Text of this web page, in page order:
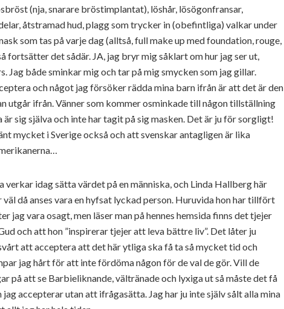
(nja, snarare bröstimplantat), löshår, lösögonfransar,
åtstramad hud, plagg som trycker in (obefintliga) valkar under
som tas på varje dag (alltså, full make up med foundation, rouge,
fortsätter det sådär. JA, jag bryr mig såklart om hur jag ser ut,
Jag både sminkar mig och tar på mig smycken som jag gillar.
och något jag försöker rädda mina barn ifrån är att det är den
utgår ifrån. Vänner som kommer osminkade till någon tillställning
sig själva och inte har tagit på sig masken. Det är ju för sorgligt!
mycket i Sverige också och att svenskar antagligen är lika
verkar idag sätta värdet på en människa, och Linda Hallberg här
då anses vara en hyfsat lyckad person. Huruvida hon har tillfört
jag vara osagt, men läser man på hennes hemsida finns det tjejer
och att hon ”inspirerar tjejer att leva bättre liv”. Det låter ju
att acceptera att det här ytliga ska få ta så mycket tid och
jag hårt för att inte fördöma någon för de val de gör. Vill de
på att se Barbieliknande, vältränade och lyxiga ut så måste det få
jag accepterar utan att ifrågasätta. Jag har ju inte själv sålt alla mina